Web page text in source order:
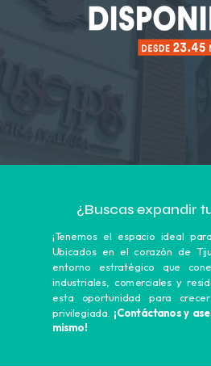
¡Tenemos el espacio ideal
Ubicados en el corazón de
entorno estratégico que
industriales, comerciales y
esta oportunidad para
privilegiada. ¡Contáctanos y
mismo!
¿Buscas expandir